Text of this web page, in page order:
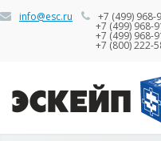
info@esc.ru +7 (499) 968-
+7 (499) 968-
+7 (499) 968-
+7 (800) 222-